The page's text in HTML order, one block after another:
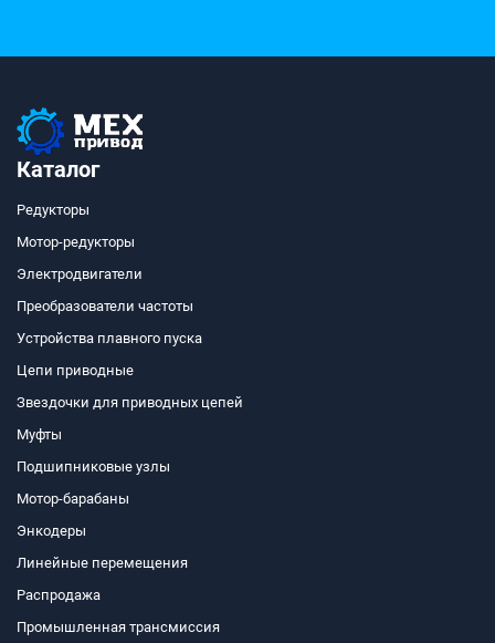
Каталог
Редукторы
Мотор-редукторы
Электродвигатели
Преобразователи частоты
Устройства плавного пуска
Цепи приводные
Звездочки для приводных цепей
Муфты
Подшипниковые узлы
Мотор-барабаны
Энкодеры
Линейные перемещения
Распродажа
Промышленная трансмиссия